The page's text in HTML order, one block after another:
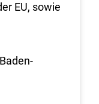
EU, sowie